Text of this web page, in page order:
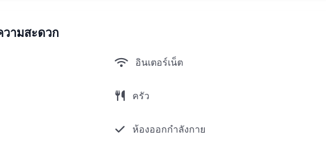
มสะดวกท
กลักษณ์:ต้นปาล์มและต้นมะพร้าว,สวนอันเงียบสงบที่เน้นความง
ามสะดวก
อินเตอร์เน็ต
ครัว
ห้องออกกำลังกาย